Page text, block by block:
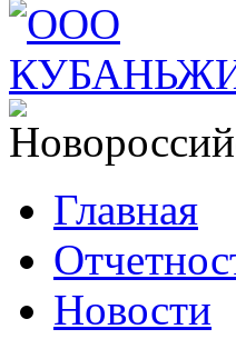
Главная
Новости